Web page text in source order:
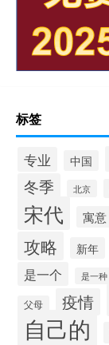
标签
专业 中国
冬季 北京
宋代 寓意
攻略 新年
是一个 是一种
父母 疫情
自己的